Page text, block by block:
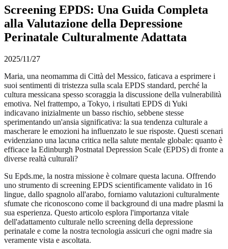
Screening EPDS: Una Guida Completa
alla Valutazione della Depressione
Perinatale Culturalmente Adattata
2025/11/27
Maria, una neomamma di Città del Messico, faticava a esprimere i
suoi sentimenti di tristezza sulla scala EPDS standard, perché la
cultura messicana spesso scoraggia la discussione della vulnerabilità
emotiva. Nel frattempo, a Tokyo, i risultati EPDS di Yuki
indicavano inizialmente un basso rischio, sebbene stesse
sperimentando un'ansia significativa: la sua tendenza culturale a
mascherare le emozioni ha influenzato le sue risposte. Questi scenari
evidenziano una lacuna critica nella salute mentale globale: quanto è
efficace la Edinburgh Postnatal Depression Scale (EPDS) di fronte a
diverse realtà culturali?
Su Epds.me, la nostra missione è colmare questa lacuna. Offrendo
uno strumento di screening EPDS scientificamente validato in 16
lingue, dallo spagnolo all'arabo, forniamo valutazioni culturalmente
sfumate che riconoscono come il background di una madre plasmi la
sua esperienza. Questo articolo esplora l'importanza vitale
dell'adattamento culturale nello screening della depressione
perinatale e come la nostra tecnologia assicuri che ogni madre sia
veramente vista e ascoltata.